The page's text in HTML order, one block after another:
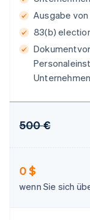
Ausgabe
83(b)
500 €
0 $
wenn Sie sich
Indien
English
Irland
Italien
ItalianoEnglish
English